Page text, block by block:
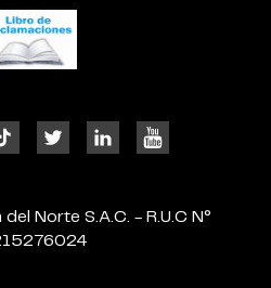
Norte S.A.C. - R.U.C N°